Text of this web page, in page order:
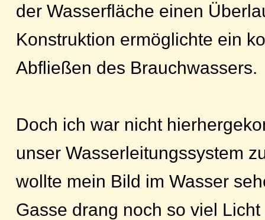
der Wasserfläche einen
Konstruktion ermöglichte ein
Abfließen des Brauchwassers.
Doch ich war nicht
unser Wasserleitungssystem
wollte mein Bild im Wasser
Gasse drang noch so viel